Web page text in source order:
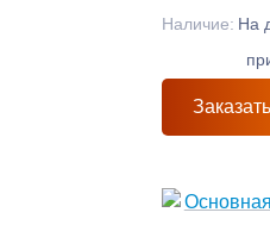
Наличие: На
Заказать